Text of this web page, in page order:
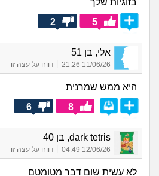
5
2
אלי, בן 51
11/06/26 21:26
| דווח על עצה זו
היא ממש שמרנית
8
6
dark tetris, בן 40
12/06/26 04:49 דווח על עצה זו
לא עשית שום דבר מטומטם